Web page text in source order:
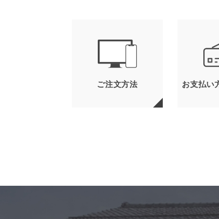
ご注文方法 お支払い